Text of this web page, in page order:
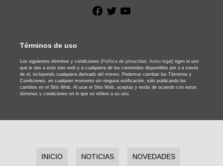
Facebook
Twitter
Términos de uso
Los siguientes términos y condiciones (Política de privacidad, Aviso legal) rigen el uso
que le das a este sitio web y a cualquiera de los contenidos disponibles por o a través
de el, incluyendo cualquiera derivado del mismo. Podemos cambiar los Términos y
Condiciones, en cualquier momento sin ninguna notificación, sólo publicando los
cambios en el Sitio Web. Al usar el Sitio Web, aceptas y estás de acuerdo con estos
términos y condiciones en lo que se refiere a su uso.
INICIO NOTICIAS NOVEDADES